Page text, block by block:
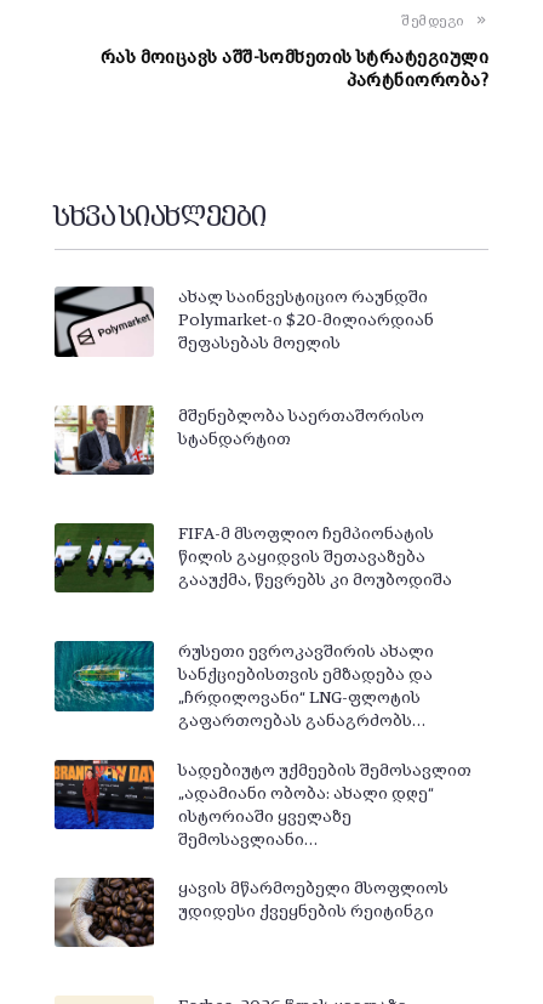
შემდეგი
რას მოიცავს აშშ-სომხეთის სტრატეგიული
პარტნიორობა?
სხვა სიახლეები
ახალ საინვესტიციო რაუნდში
Polymarket-ი $20-მილიარდიან
შეფასებას მოელის
მშენებლობა საერთაშორისო
სტანდარტით
FIFA-მ მსოფლიო ჩემპიონატის
წილის გაყიდვის შეთავაზება
გააუქმა, წევრებს კი მოუბოდიშა
რუსეთი ევროკავშირის ახალი
სანქციებისთვის ემზადება და
„ჩრდილოვანი“ LNG-ფლოტის
გაფართოებას განაგრძობს…
სადებიუტო უქმეების შემოსავლით
„ადამიანი ობობა: ახალი დღე“
ისტორიაში ყველაზე
შემოსავლიანი…
ყავის მწარმოებელი მსოფლიოს
უდიდესი ქვეყნების რეიტინგი